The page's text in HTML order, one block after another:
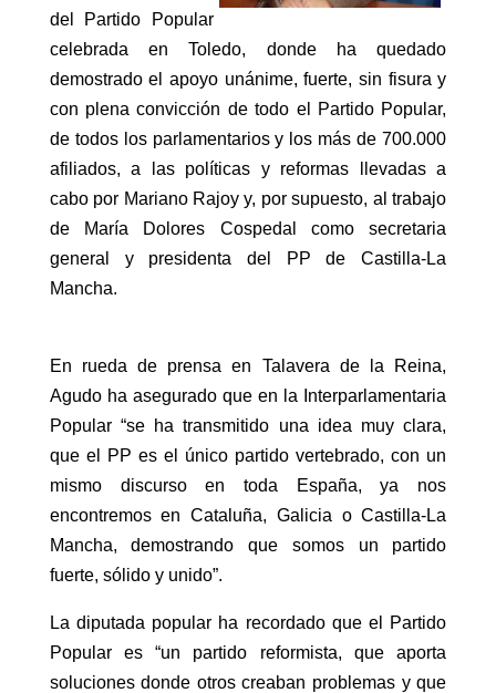
del Partido Popular
celebrada en Toledo, donde ha quedado
demostrado el apoyo unánime, fuerte, sin fisura y
con plena convicción de todo el Partido Popular,
de todos los parlamentarios y los más de 700.000
afiliados, a las políticas y reformas llevadas a
cabo por Mariano Rajoy y, por supuesto, al trabajo
de María Dolores Cospedal como secretaria
general y presidenta del PP de Castilla-La
Mancha.
En rueda de prensa en Talavera de la Reina,
Agudo ha asegurado que en la Interparlamentaria
Popular “se ha transmitido una idea muy clara,
que el PP es el único partido vertebrado, con un
mismo discurso en toda España, ya nos
encontremos en Cataluña, Galicia o Castilla-La
Mancha, demostrando que somos un partido
fuerte, sólido y unido”.
La diputada popular ha recordado que el Partido
Popular es “un partido reformista, que aporta
soluciones donde otros creaban problemas y que